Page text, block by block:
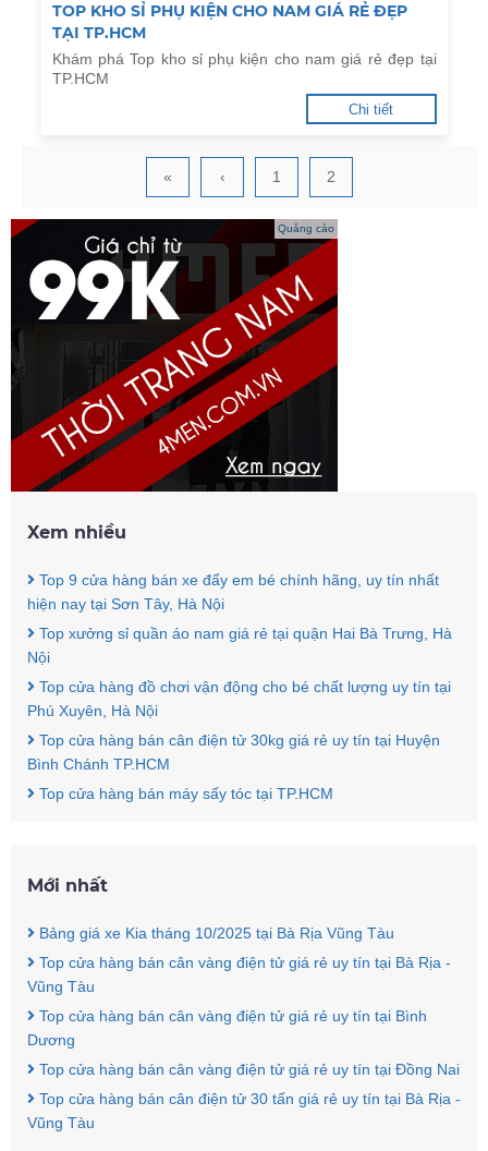
TOP KHO SỈ PHỤ KIỆN CHO NAM GIÁ RẺ ĐẸP
TẠI TP.HCM
Khám phá Top kho sỉ phụ kiện cho nam giá rẻ đẹp tại
TP.HCM
Chi tiết
« ‹ 1 2
Quảng cáo
Xem nhiều
Top 9 cửa hàng bán xe đẩy em bé chính hãng, uy tín nhất
hiện nay tại Sơn Tây, Hà Nội
Top xưởng sỉ quần áo nam giá rẻ tại quận Hai Bà Trưng, Hà
Nội
Top cửa hàng đồ chơi vận động cho bé chất lượng uy tín tại
Phú Xuyên, Hà Nội
Top cửa hàng bán cân điện tử 30kg giá rẻ uy tín tại Huyện
Bình Chánh TP.HCM
Top cửa hàng bán máy sấy tóc tại TP.HCM
Mới nhất
Bảng giá xe Kia tháng 10/2025 tại Bà Rịa Vũng Tàu
Top cửa hàng bán cân vàng điện tử giá rẻ uy tín tại Bà Rịa -
Vũng Tàu
Top cửa hàng bán cân vàng điện tử giá rẻ uy tín tại Bình
Dương
Top cửa hàng bán cân vàng điện tử giá rẻ uy tín tại Đồng Nai
Top cửa hàng bán cân điện tử 30 tấn giá rẻ uy tín tại Bà Rịa -
Vũng Tàu